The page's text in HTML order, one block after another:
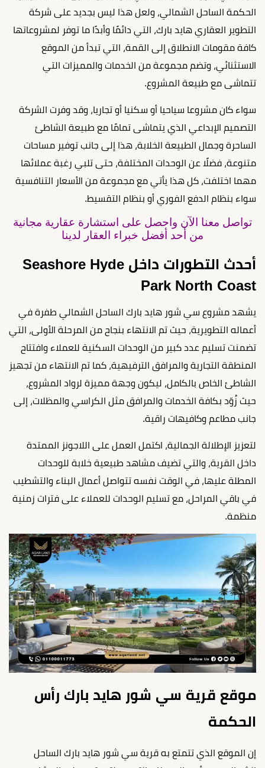
الحكمة الساحل الشمالي، ولعل هذا ليس بجديد على شركة
التطوير العقاري هايد بارك، التي دائمًا وأبدًا ما توفر لمشروعاتها
كافة مقومات الانطلاق إلى القمة، التي تبدأ من الموقع
الاستثنائي، وتضم مجموعة من الخدمات والمميزات التي
تتماشى مع طبيعة المشروع.
سواء كان مشروعا سياحيا أو سكنيا أو تجاريا، وقد وفرت الشركة
التصميم الإبداعي الذي يتماشى تمامًا مع طبيعة الشاطئ
الساحرة وجمال الطبيعة الخلابة، هذا إلى جانب توفير مساحات
متنوعة، فضلًا عن الوحدات المختلفة، حتى تلبي رغبة عملائها
مهما اختلفت، كل هذا يأتي مع مجموعة من الأسعار التنافسية
سواء بنظام الدفع الفوري أو بنظام التقسيط.
تواصل معنا الآن واحصل على استشارة عقارية مجانية
من أحد أفضل خبراء العقار لدينا
أحدث التطورات داخل Seashore Hyde
Park North Coast
يشهد مشروع سي شور هايد بارك الساحل الشمالي طفرة في
أعماله التطويرية، حيث تم الانتهاء بنجاح من المرحلة الأولى، التي
تضمنت تسليم عدد كبير من الوحدات السكنية للعملاء وافتتاح
المنطقة التجارية والمرافق الترفيهية، كما تم الانتهاء من تجهيز
الشاطئ الخاص بالكامل، ليكون وجهة مميزة لرواد المشروع،
حيث زُوّد بكافة الخدمات والمرافق مثل الكراسي والمظلات، إلى
جانب مطاعم وكافيهات راقية.
لتعزيز الإطلالة الجمالية، اكتمل العمل على اللاجونز الممتدة
داخل القرية، والتي تضيف مشاهد طبيعية خلابة للوحدات
المطلة عليها، في الوقت نفسه تتواصل أعمال البناء والتشطيب
في باقي المراحل، مع تسليم الوحدات للعملاء على فترات زمنية
منظمة.
موقع قرية سي شور هايد بارك رأس
الحكمة
إن الموقع الذي تتمتع به قرية سي شور هايد بارك الساحل